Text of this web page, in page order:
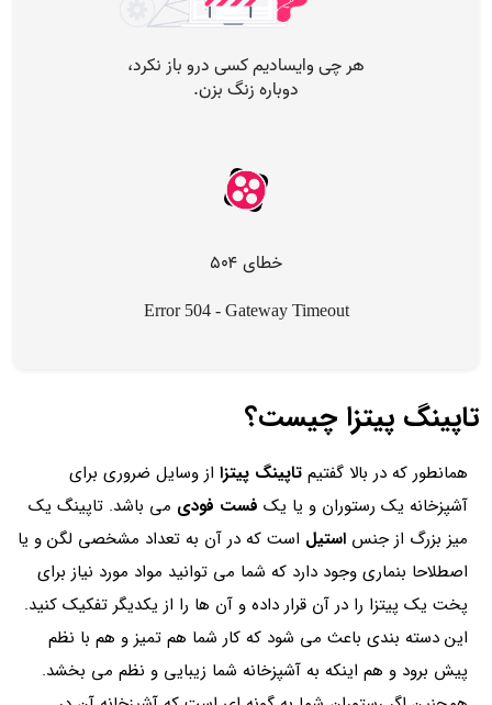
تاپینگ پیتزا چیست؟
همانطور که در بالا گفتیم تاپینگ پیتزا از وسایل ضروری برای
آشپزخانه یک رستوران و یا یک فست فودی می باشد. تاپینگ یک
میز بزرگ از جنس استیل است که در آن به تعداد مشخصی لگن و یا
اصطلاحا بنماری وجود دارد که شما می توانید مواد مورد نیاز برای
پخت یک پیتزا را در آن قرار داده و آن ها را از یکدیگر تفکیک کنید.
این دسته بندی باعث می شود که کار شما هم تمیز و هم با نظم
پیش برود و هم اینکه به آشپزخانه شما زیبایی و نظم می بخشد.